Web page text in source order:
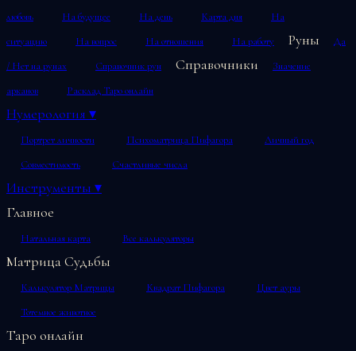
любовь
На будущее На день Карта дня
На
ситуацию
На вопрос На отношения На работу Руны
Да
/ Нет на рунах
Справочник рун Справочники
Значение
арканов
Расклад Таро онлайн
Нумерология ▾
Портрет личности Психоматрица Пифагора
Личный год
Совместимость
Счастливые числа
Инструменты ▾
Главное
Натальная карта Все калькуляторы
Матрица Судьбы
Калькулятор Матрицы Квадрат Пифагора
Цвет ауры
Тотемное животное
Таро онлайн